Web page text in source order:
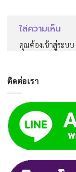
ใส่ความเห็น
คุณต้องเข้าสู่ระบบ
ติดต่อเรา